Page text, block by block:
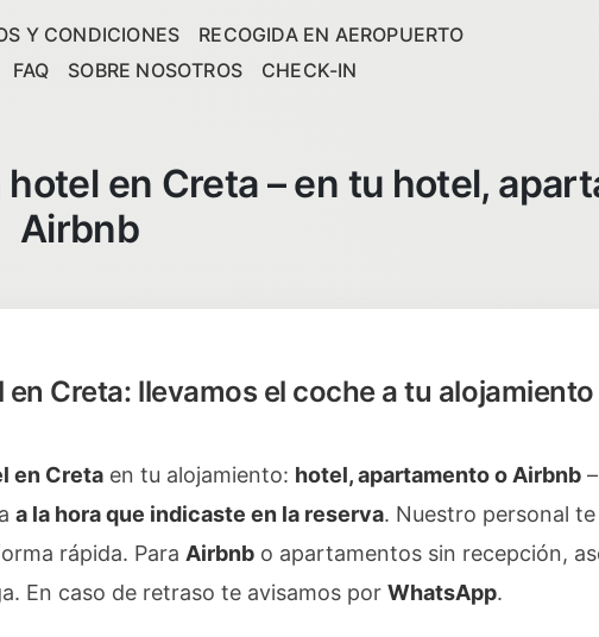
Y CONDICIONES
RECOGIDA EN AEROPUERTO
FAQ SOBRE NOSOTROS CHECK-IN
en Creta – en tu hotel,
Airbnb
Creta: llevamos el coche a tu alojamiento
en Creta en tu alojamiento: hotel, apartamento o Airbnb –
a la hora que indicaste en la reserva. Nuestro personal
rápida. Para Airbnb o apartamentos sin recepción,
En caso de retraso te avisamos por WhatsApp.